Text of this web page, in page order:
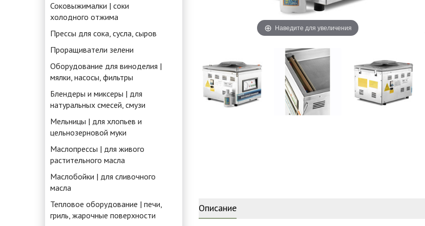
Соковыжималки | соки
холодного отжима
Прессы для сока, сусла, сыров
Проращиватели зелени
Оборудование для виноделия |
мялки, насосы, фильтры
Блендеры и миксеры | для
натуральных смесей, смузи
Мельницы | для хлопьев и
цельнозерновой муки
Маслопрессы | для живого
растительного масла
Маслобойки | для сливочного
масла
Тепловое оборудование | печи,
гриль, жарочные поверхности
Наведите для увеличения
Описание